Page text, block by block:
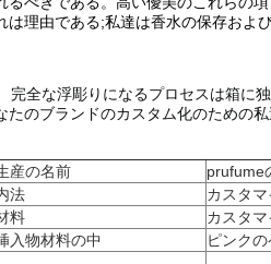
は理由である;私達は香水の保存およ
完全な浮彫りになるプロセスは箱に
たのブランドのカスタム化のための
産の名前 prufume
法
カスタ
料
カスタ
入物材料の中
ピンク